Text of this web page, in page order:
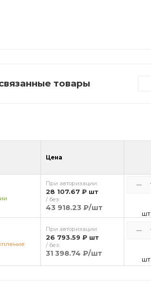
товары
Цена
При авторизации:
28 107.67 ₽ шт
/ без:
43 918.23 ₽/шт
шт
При авторизации:
26 793.59 ₽ шт
/ без:
31 398.74 ₽/шт
шт